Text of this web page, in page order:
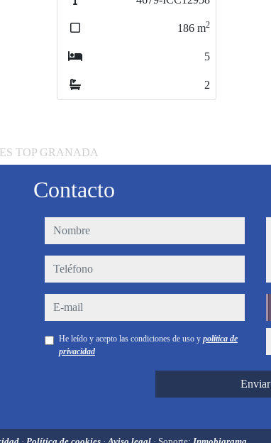
113 m2
3
3
TOP GRANADA
Contacto
nombre
teléfono
e-mail
He leído y acepto las condiciones de uso y política de
privacidad
Enviar